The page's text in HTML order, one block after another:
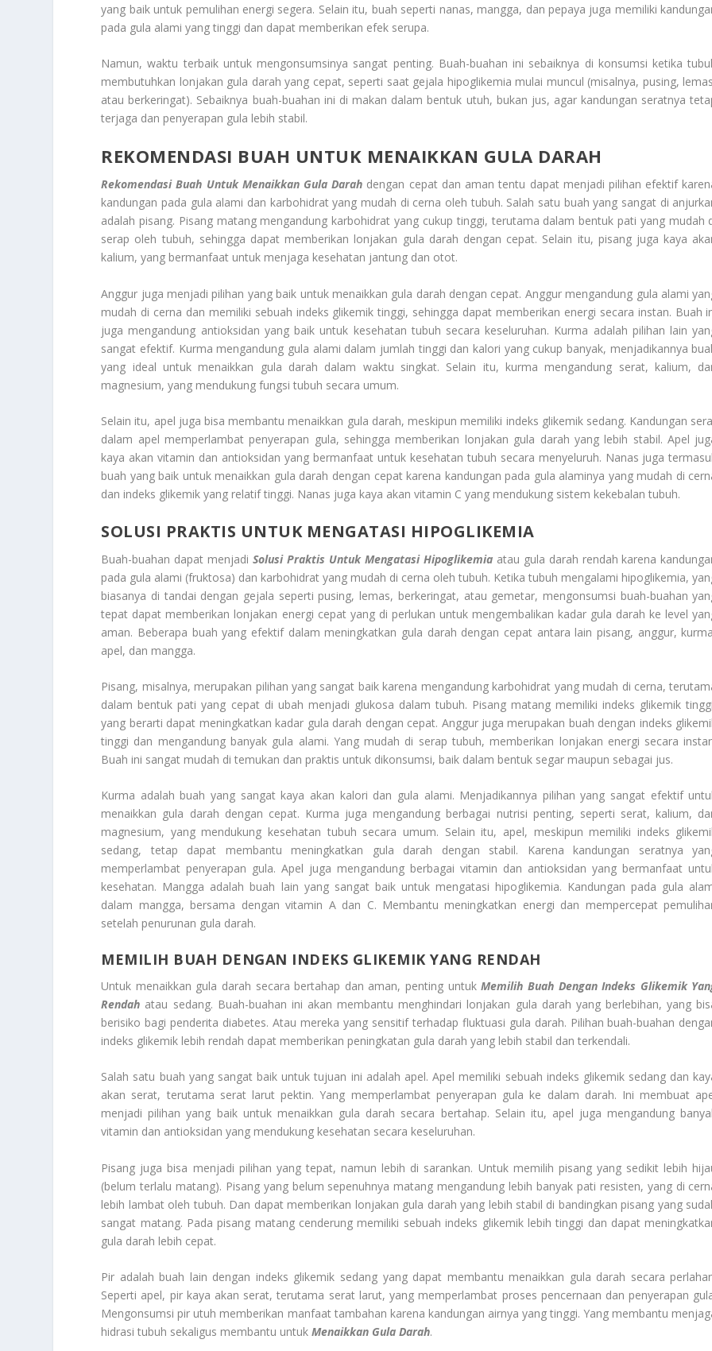
yang baik untuk pemulihan energi segera. Selain itu, buah seperti nanas, mangga, dan pepaya juga memiliki
pada gula alami yang tinggi dan dapat memberikan efek serupa.
Namun, waktu terbaik untuk mengonsumsinya sangat penting. Buah-buahan ini sebaiknya di konsumsi ketika
membutuhkan lonjakan gula darah yang cepat, seperti saat gejala hipoglikemia mulai muncul (misalnya, pusing,
atau berkeringat). Sebaiknya buah-buahan ini di makan dalam bentuk utuh, bukan jus, agar kandungan seratnya
terjaga dan penyerapan gula lebih stabil.
REKOMENDASI BUAH UNTUK MENAIKKAN GULA DARAH
Rekomendasi Buah Untuk Menaikkan Gula Darah dengan cepat dan aman tentu dapat menjadi pilihan efektif
kandungan pada gula alami dan karbohidrat yang mudah di cerna oleh tubuh. Salah satu buah yang sangat di
adalah pisang. Pisang matang mengandung karbohidrat yang cukup tinggi, terutama dalam bentuk pati yang mudah
serap oleh tubuh, sehingga dapat memberikan lonjakan gula darah dengan cepat. Selain itu, pisang juga kaya
kalium, yang bermanfaat untuk menjaga kesehatan jantung dan otot.
Anggur juga menjadi pilihan yang baik untuk menaikkan gula darah dengan cepat. Anggur mengandung gula alami
mudah di cerna dan memiliki sebuah indeks glikemik tinggi, sehingga dapat memberikan energi secara instan. Buah
juga mengandung antioksidan yang baik untuk kesehatan tubuh secara keseluruhan. Kurma adalah pilihan lain
sangat efektif. Kurma mengandung gula alami dalam jumlah tinggi dan kalori yang cukup banyak, menjadikannya
yang ideal untuk menaikkan gula darah dalam waktu singkat. Selain itu, kurma mengandung serat, kalium,
magnesium, yang mendukung fungsi tubuh secara umum.
Selain itu, apel juga bisa membantu menaikkan gula darah, meskipun memiliki indeks glikemik sedang. Kandungan
dalam apel memperlambat penyerapan gula, sehingga memberikan lonjakan gula darah yang lebih stabil. Apel
kaya akan vitamin dan antioksidan yang bermanfaat untuk kesehatan tubuh secara menyeluruh. Nanas juga
buah yang baik untuk menaikkan gula darah dengan cepat karena kandungan pada gula alaminya yang mudah di
dan indeks glikemik yang relatif tinggi. Nanas juga kaya akan vitamin C yang mendukung sistem kekebalan tubuh.
SOLUSI PRAKTIS UNTUK MENGATASI HIPOGLIKEMIA
Buah-buahan dapat menjadiSolusi Praktis Untuk Mengatasi Hipoglikemiaatau gula darah rendah karena
pada gula alami (fruktosa) dan karbohidrat yang mudah di cerna oleh tubuh. Ketika tubuh mengalami hipoglikemia,
biasanya di tandai dengan gejala seperti pusing, lemas, berkeringat, atau gemetar, mengonsumsi buah-buahan
tepat dapat memberikan lonjakan energi cepat yang di perlukan untuk mengembalikan kadar gula darah ke level
aman. Beberapa buah yang efektif dalam meningkatkan gula darah dengan cepat antara lain pisang, anggur,
apel, dan mangga.
Pisang, misalnya, merupakan pilihan yang sangat baik karena mengandung karbohidrat yang mudah di cerna,
dalam bentuk pati yang cepat di ubah menjadi glukosa dalam tubuh. Pisang matang memiliki indeks glikemik
yang berarti dapat meningkatkan kadar gula darah dengan cepat. Anggur juga merupakan buah dengan indeks
tinggi dan mengandung banyak gula alami. Yang mudah di serap tubuh, memberikan lonjakan energi secara
Buah ini sangat mudah di temukan dan praktis untuk dikonsumsi, baik dalam bentuk segar maupun sebagai jus.
Kurma adalah buah yang sangat kaya akan kalori dan gula alami. Menjadikannya pilihan yang sangat efektif
menaikkan gula darah dengan cepat. Kurma juga mengandung berbagai nutrisi penting, seperti serat, kalium,
magnesium, yang mendukung kesehatan tubuh secara umum. Selain itu, apel, meskipun memiliki indeks
sedang, tetap dapat membantu meningkatkan gula darah dengan stabil. Karena kandungan seratnya
memperlambat penyerapan gula. Apel juga mengandung berbagai vitamin dan antioksidan yang bermanfaat
kesehatan. Mangga adalah buah lain yang sangat baik untuk mengatasi hipoglikemia. Kandungan pada gula
dalam mangga, bersama dengan vitamin A dan C. Membantu meningkatkan energi dan mempercepat
setelah penurunan gula darah.
MEMILIH BUAH DENGAN INDEKS GLIKEMIK YANG RENDAH
Untuk menaikkan gula darah secara bertahap dan aman, penting untukMemilih Buah Dengan Indeks Glikemik
Rendah atau sedang. Buah-buahan ini akan membantu menghindari lonjakan gula darah yang berlebihan, yang
berisiko bagi penderita diabetes. Atau mereka yang sensitif terhadap fluktuasi gula darah. Pilihan buah-buahan
indeks glikemik lebih rendah dapat memberikan peningkatan gula darah yang lebih stabil dan terkendali.
Salah satu buah yang sangat baik untuk tujuan ini adalah apel. Apel memiliki sebuah indeks glikemik sedang dan
akan serat, terutama serat larut pektin. Yang memperlambat penyerapan gula ke dalam darah. Ini membuat
menjadi pilihan yang baik untuk menaikkan gula darah secara bertahap. Selain itu, apel juga mengandung
vitamin dan antioksidan yang mendukung kesehatan secara keseluruhan.
Pisang juga bisa menjadi pilihan yang tepat, namun lebih di sarankan. Untuk memilih pisang yang sedikit lebih
(belum terlalu matang). Pisang yang belum sepenuhnya matang mengandung lebih banyak pati resisten, yang di
lebih lambat oleh tubuh. Dan dapat memberikan lonjakan gula darah yang lebih stabil di bandingkan pisang yang
sangat matang. Pada pisang matang cenderung memiliki sebuah indeks glikemik lebih tinggi dan dapat
gula darah lebih cepat.
Pir adalah buah lain dengan indeks glikemik sedang yang dapat membantu menaikkan gula darah secara
Seperti apel, pir kaya akan serat, terutama serat larut, yang memperlambat proses pencernaan dan penyerapan
Mengonsumsi pir utuh memberikan manfaat tambahan karena kandungan airnya yang tinggi. Yang membantu
hidrasi tubuh sekaligus membantu untukMenaikkan Gula Darah.